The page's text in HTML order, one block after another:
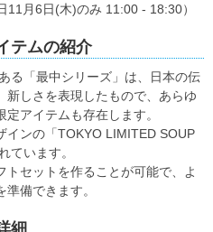
月6日(木)のみ 11:00 - 18:30）
テムの紹介
る「最中シリーズ」は、日本の伝
新しさを表現したもので、あらゆ
アイテムも存在します。
インの「TOKYO LIMITED SOUP
ています。
トセットを作ることが可能で、よ
備できます。
細